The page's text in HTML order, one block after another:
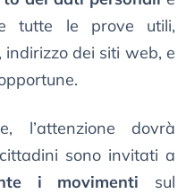
tutte le prove utili,
indirizzo dei siti web, e
l’attenzione dovrà
sono invitati a
i movimenti sul